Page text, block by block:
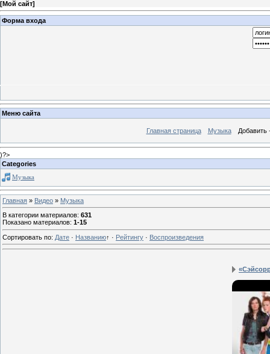
[Мой сайт]
Форма входа
Меню сайта
Главная страница Музыка Добавить
)?>
Categories
Музыка
Главная » Видео » Музыка
В категории материалов: 631
Показано материалов: 1-15
Сортировать по: Дате · Названию↑ · Рейтингу · Воспроизведения